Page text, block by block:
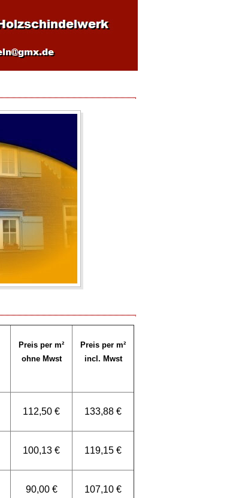
Preis per m²
ohne Mwst
Preis per m²
incl. Mwst
112,50 € 133,88 €
100,13 € 119,15 €
90,00 € 107,10 €